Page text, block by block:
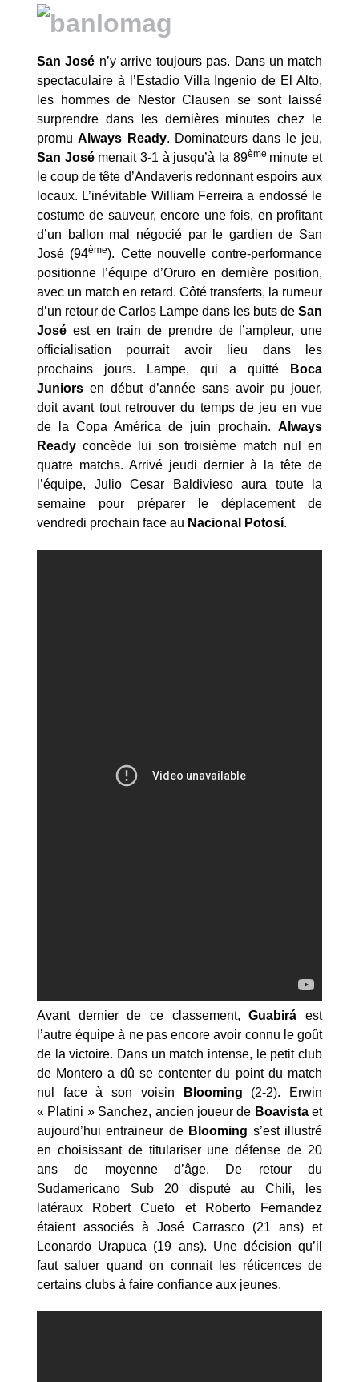
San José n’y arrive toujours pas. Dans un match
spectaculaire à l’Estadio Villa Ingenio de El Alto,
les hommes de Nestor Clausen se sont laissé
surprendre dans les dernières minutes chez le
promuAlways Ready. Dominateurs dans le jeu,
San Josémenait 3-1 à jusqu’à la 89ème minute et
le coup de tête d’Andaveris redonnant espoirs aux
locaux. L’inévitable William Ferreira a endossé le
costume de sauveur, encore une fois, en profitant
d’un ballon mal négocié par le gardien de San
José (94ème). Cette nouvelle contre-performance
positionne l’équipe d’Oruro en dernière position,
avec un match en retard. Côté transferts, la rumeur
d’un retour de Carlos Lampe dans les buts de San
José est en train de prendre de l’ampleur, une
officialisation pourrait avoir lieu dans les
prochains jours. Lampe, qui a quitté
Boca
Juniors en début d’année sans avoir pu jouer,
doit avant tout retrouver du temps de jeu en vue
de la Copa América de juin prochain. Always
Ready concède lui son troisième match nul en
quatre matchs. Arrivé jeudi dernier à la tête de
l’équipe, Julio Cesar Baldivieso aura toute la
semaine pour préparer le déplacement de
vendredi prochain face au Nacional Potosí.
Avant dernier de ce classement,Guabirá est
l’autre équipe à ne pas encore avoir connu le goût
de la victoire. Dans un match intense, le petit club
de Montero a dû se contenter du point du match
nul face à son voisin
Blooming (2-2). Erwin
« Platini » Sanchez, ancien joueur de Boavistaet
aujourd’hui entraineur de Blooming s’est illustré
en choisissant de titulariser une défense de 20
ans de moyenne d’âge. De retour du
Sudamericano Sub 20 disputé au Chili, les
latéraux Robert Cueto et Roberto Fernandez
étaient associés à José Carrasco (21 ans) et
Leonardo Urapuca (19 ans). Une décision qu’il
faut saluer quand on connait les réticences de
certains clubs à faire confiance aux jeunes.